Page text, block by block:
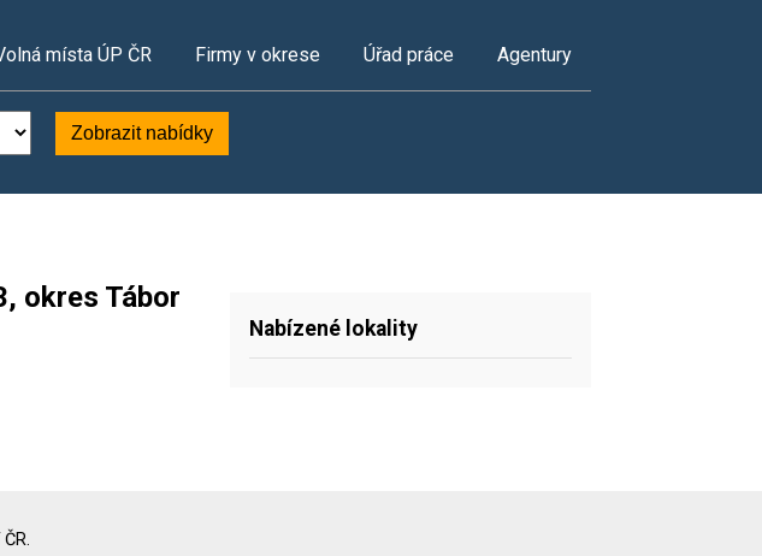
místa ÚP ČR Firmy v okrese Úřad práce Agentury
Zobrazit nabídky
okres Tábor
Nabízené lokality